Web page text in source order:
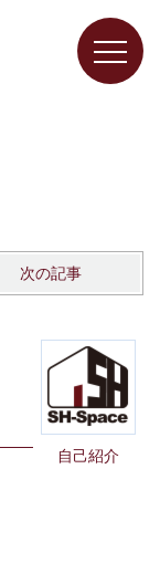
次の記事
自己紹介